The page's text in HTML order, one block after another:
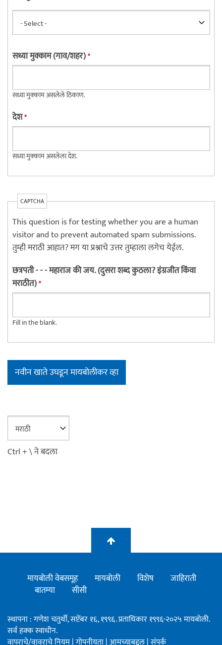
सध्या मुक्काम (गाव/शहर)*
सध्या मुक्काम असलेले ठिकाण.
देश*
सध्या मुक्काम असलेला देश.
CAPTCHA
This question is for testing whether you are a human
visitor and to prevent automated spam submissions.
तुम्ही मराठी आहात? मग या प्रश्नाचे उत्तर तुम्हाला लगेच येईल.
छत्रपती - - - महाराज की जय. (दुसरा शब्द कुठला? इंग्रजीत किंवा
मराठीत)*
Fill in the blank.
Ctrl + \ ने बदला
मायबोली वेबसमूह मायबोली विशेष
जाहिराती
बातम्या
सीसी
स्थापना : गणेश चतुर्थी, सप्टेंबर १६, १९९६. प्रताधिकार १९९६-२०२५ मायबोली.
सर्व हक्क स्वाधीन.
वापराचे/वावराचे नियम|गोपनीयता|आमच्याबद्दल|संपर्क